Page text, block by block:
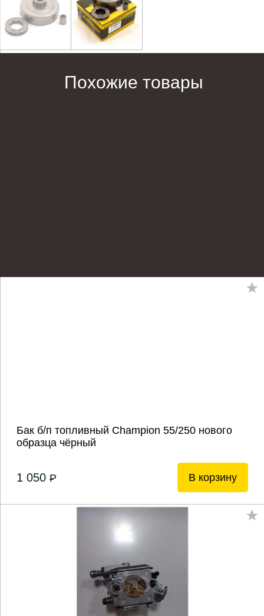
Похожие товары
Бак б/п топливный Champion 55/250 нового
образца чёрный
1 050 P В корзину